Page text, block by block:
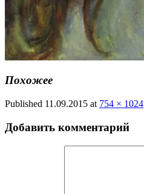
Похожее
Published 11.09.2015 at 754 × 1024
Добавить комментарий